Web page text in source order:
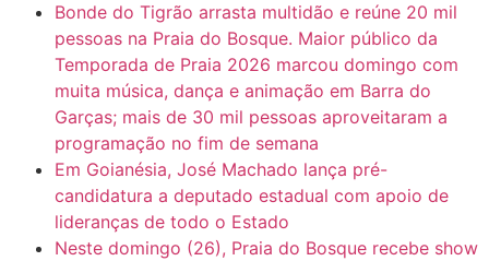
Bonde do Tigrão arrasta multidão e reúne 20 mil
pessoas na Praia do Bosque. Maior público da
Temporada de Praia 2026 marcou domingo com
muita música, dança e animação em Barra do
Garças; mais de 30 mil pessoas aproveitaram a
programação no fim de semana
Em Goianésia, José Machado lança pré-
candidatura a deputado estadual com apoio de
lideranças de todo o Estado
Neste domingo (26), Praia do Bosque recebe show